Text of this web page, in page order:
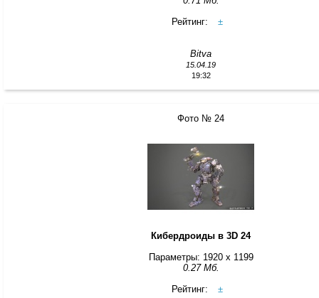
Рейтинг:
±
Bitva
15.04.19
19:32
Фото № 24
Кибердроиды в 3D 24
Параметры: 1920 x 1199
0.27 Мб.
Рейтинг:
±